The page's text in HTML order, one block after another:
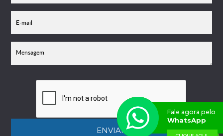
ENVIAR
Fale agora pelo
WhatsApp